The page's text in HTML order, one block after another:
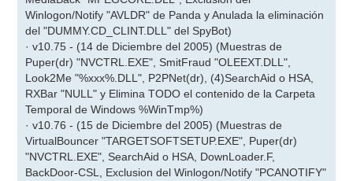
Winlogon/Notify "AVLDR" de Panda y Anulada la eliminación
del "DUMMY.CD_CLINT.DLL" del SpyBot)
· v10.75 - (14 de Diciembre del 2005) (Muestras de
Puper(dr) "NVCTRL.EXE", SmitFraud "OLEEXT.DLL",
Look2Me "%xxx%.DLL", P2PNet(dr), (4)SearchAid o HSA,
RXBar "NULL" y Elimina TODO el contenido de la Carpeta
Temporal de Windows %WinTmp%)
· v10.76 - (15 de Diciembre del 2005) (Muestras de
VirtualBouncer "TARGETSOFTSETUP.EXE", Puper(dr)
"NVCTRL.EXE", SearchAid o HSA, DownLoader.F,
BackDoor-CSL, Exclusion del Winlogon/Notify "PCANOTIFY"